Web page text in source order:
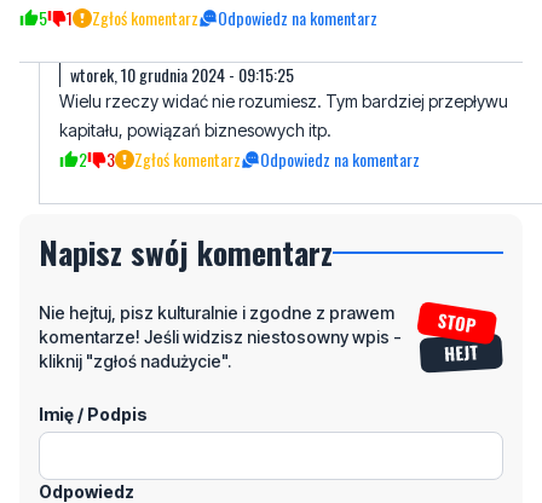
5 1 Zgłoś komentarz Odpowiedz na komentarz
wtorek, 10 grudnia 2024 - 09:15:25
Wielu rzeczy widać nie rozumiesz. Tym bardziej przepływu
kapitału, powiązań biznesowych itp.
2 3 Zgłoś komentarz Odpowiedz na komentarz
Napisz swój komentarz
Nie hejtuj, pisz kulturalnie i zgodne z prawem
komentarze! Jeśli widzisz niestosowny wpis -
kliknij "zgłoś nadużycie".
Imię / Podpis
Odpowiedz